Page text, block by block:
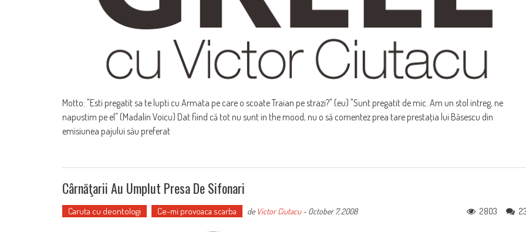
Motto: "Esti pregatit sa te lupti cu Armata pe care o scoate Traian pe strazi?" (eu) "Sunt pregatit de mic. Am un stol intreg, ne
napustim pe el" (Madalin Voicu) Dat fiind că tot nu sunt in the mood, nu o să comentez prea tare prestaţia lui Băsescu din
emisiunea pajului său preferat
Cârnăţarii Au Umplut Presa De Sifonari
Caruta cu deontologi Ce-mi provoaca scarba de Victor Ciutacu- October 7, 2008 2803